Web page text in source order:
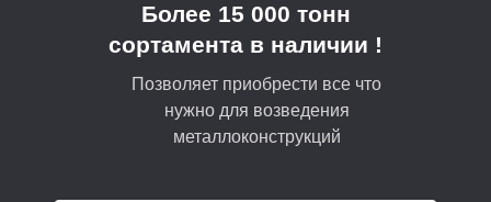
Более 15 000 тонн
сортамента в наличии !
Позволяет приобрести все что
нужно для возведения
металлоконструкций